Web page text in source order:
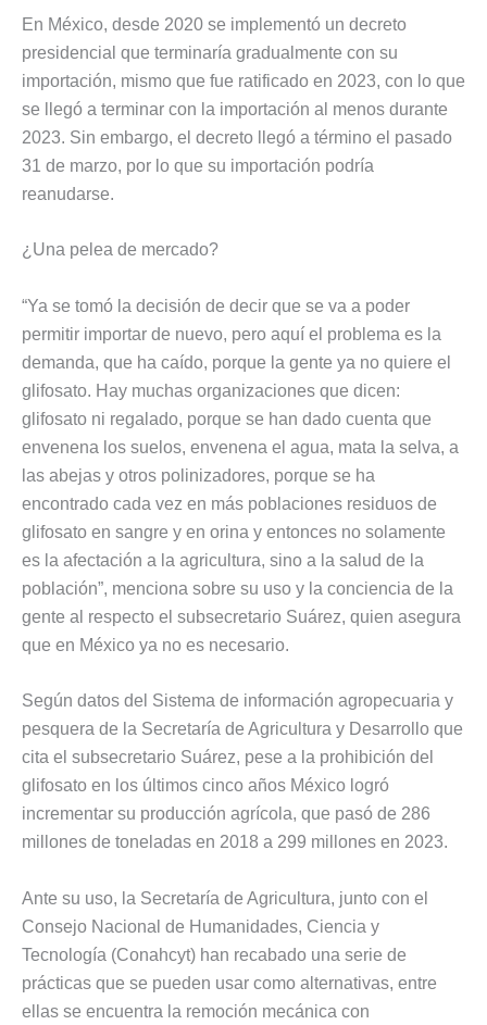
En México, desde 2020 se implementó un decreto
presidencial que terminaría gradualmente con su
importación, mismo que fue ratificado en 2023, con lo que
se llegó a terminar con la importación al menos durante
2023. Sin embargo, el decreto llegó a término el pasado
31 de marzo, por lo que su importación podría
reanudarse.
¿Una pelea de mercado?
“Ya se tomó la decisión de decir que se va a poder
permitir importar de nuevo, pero aquí el problema es la
demanda, que ha caído, porque la gente ya no quiere el
glifosato. Hay muchas organizaciones que dicen:
glifosato ni regalado, porque se han dado cuenta que
envenena los suelos, envenena el agua, mata la selva, a
las abejas y otros polinizadores, porque se ha
encontrado cada vez en más poblaciones residuos de
glifosato en sangre y en orina y entonces no solamente
es la afectación a la agricultura, sino a la salud de la
población”, menciona sobre su uso y la conciencia de la
gente al respecto el subsecretario Suárez, quien asegura
que en México ya no es necesario.
Según datos del Sistema de información agropecuaria y
pesquera de la Secretaría de Agricultura y Desarrollo que
cita el subsecretario Suárez, pese a la prohibición del
glifosato en los últimos cinco años México logró
incrementar su producción agrícola, que pasó de 286
millones de toneladas en 2018 a 299 millones en 2023.
Ante su uso, la Secretaría de Agricultura, junto con el
Consejo Nacional de Humanidades, Ciencia y
Tecnología (Conahcyt) han recabado una serie de
prácticas que se pueden usar como alternativas, entre
ellas se encuentra la remoción mecánica con